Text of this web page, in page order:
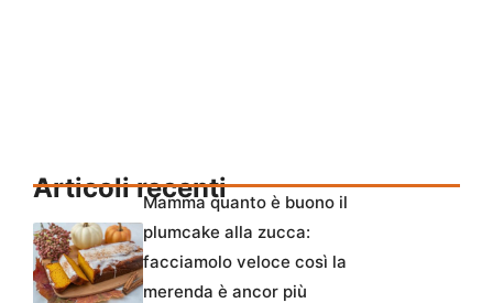
Articoli recentiMamma quanto è buono il
plumcake alla zucca:
facciamolo veloce così la
merenda è ancor più